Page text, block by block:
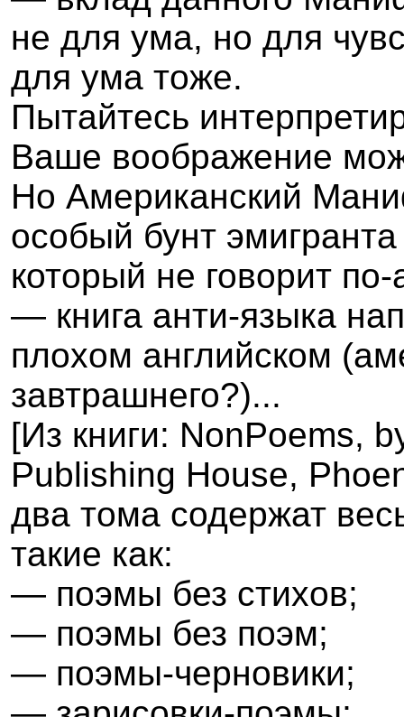
не для ума, но для
для ума тоже.
Пытайтесь
Ваше воображение
Но Американский
особый бунт
который не говорит
— книга анти-языка
плохом английском
завтрашнего?)...
[Из книги: NonPoems,
Publishing House,
два тома содержат
такие как:
— поэмы без стихов;
— поэмы без поэм;
— поэмы-черновики;